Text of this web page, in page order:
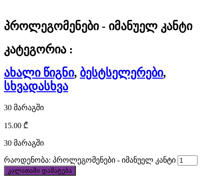
tag
heuer
replica
watches
at
discount
price.
cheap
tag
პროლეგომენები - იმანუელ კანტი
კატეგორია :
ახალი წიგნი, ბესტსელერები,
სხვადასხვა
30 მარაგში
15.00 ₾
30 მარაგში
რაოდენობა: პროლეგომენები - იმანუელ კანტი
კალათაში დამატება